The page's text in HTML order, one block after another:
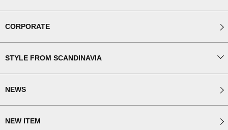
CORPORATE
STYLE FROM SCANDINAVIA
NEWS
NEW ITEM